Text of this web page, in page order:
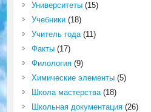
Университеты(15)
Учебники(18)
Учитель года(11)
Факты(17)
Филология(9)
Химические элементы(5)
Школа мастерства(18)
Школьная документация(26)